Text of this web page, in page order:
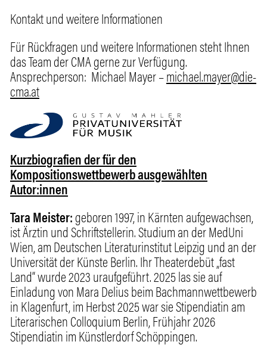
Kontakt und weitere Informationen
Für Rückfragen und weitere Informationen steht Ihnen
das Team der CMA gerne zur Verfügung.
Ansprechperson: Michael Mayer –michael.mayer@die-
cma.at
Kurzbiografien der für den
Kompositionswettbewerb ausgewählten
Autor:innen
Tara Meister:geboren 1997, in Kärnten aufgewachsen,
ist Ärztin und Schriftstellerin. Studium an der MedUni
Wien, am Deutschen Literaturinstitut Leipzig und an der
Universität der Künste Berlin. Ihr Theaterdebüt „fast
Land“ wurde 2023 uraufgeführt. 2025 las sie auf
Einladung von Mara Delius beim Bachmannwettbewerb
in Klagenfurt, im Herbst 2025 war sie Stipendiatin am
Literarischen Colloquium Berlin, Frühjahr 2026
Stipendiatin im Künstlerdorf Schöppingen.